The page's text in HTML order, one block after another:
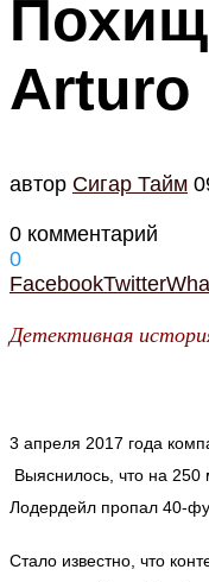
Arturo
автор Cигар Тайм
0 комментарий
0
FacebookTwitter
Детективная
3 апреля 2017 года
Выяснилось, что на
Лодердейл пропал 40-
Стало известно, что